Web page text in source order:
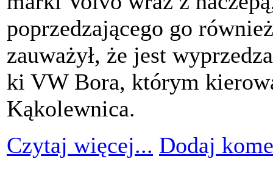
poprzedzającego go
zauważył, że jest
ki VW Bora, którym
Kąkolewnica.
Czytaj więcej... Dodaj